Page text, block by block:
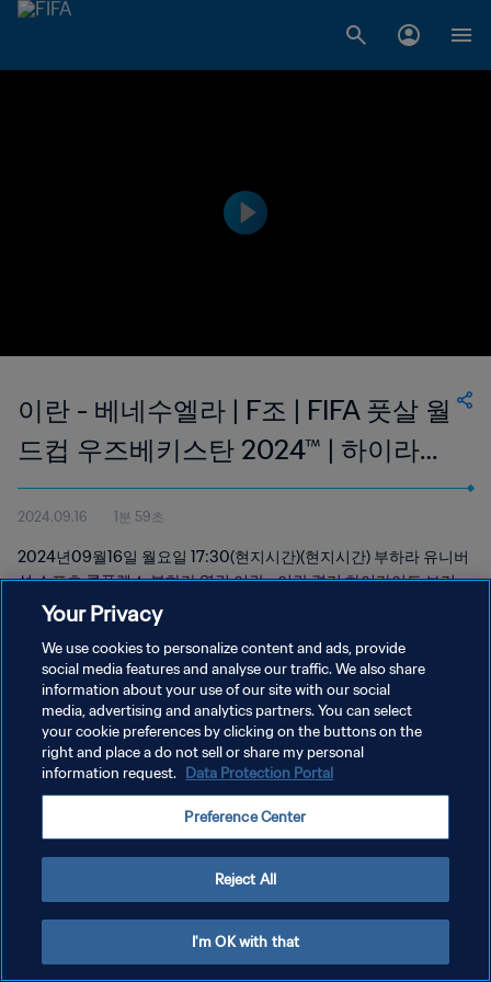
이란 - 베네수엘라 | F조 | FIFA 풋살 월
드컵 우즈베키스탄 2024™ | 하이라이
트
2024.09.16 1분 59초
2024년09월16일 월요일 17:30(현지시간)(현지시간) 부하라 유니버
설 스포츠 콤플렉스 부하라 열린 이란 - 이란 경기 하이라이트 보기
개인정보 보호정책
서비스 약관
쿠키 기본 설정 관리
Your Privacy
We use cookies to personalize content and ads, provide
social media features and analyse our traffic. We also share
information about your use of our site with our social
media, advertising and analytics partners. You can select
your cookie preferences by clicking on the buttons on the
right and place a do not sell or share my personal
information request. Data Protection Portal
Preference Center
Reject All
I'm OK with that